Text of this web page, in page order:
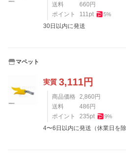
送料
660 円
ポイント
111pt 5%
30日以内に発送
マペット
実質 3,111円
商品価格 2,860 円
送料
486 円
ポイント
235pt 9%
4〜6日以内に発送（休業日を除